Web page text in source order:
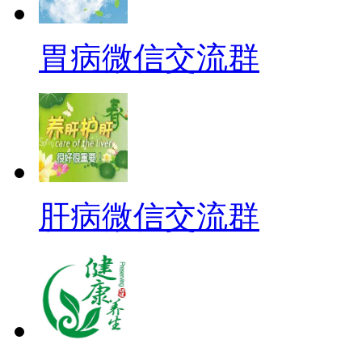
胃病微信交流群
肝病微信交流群